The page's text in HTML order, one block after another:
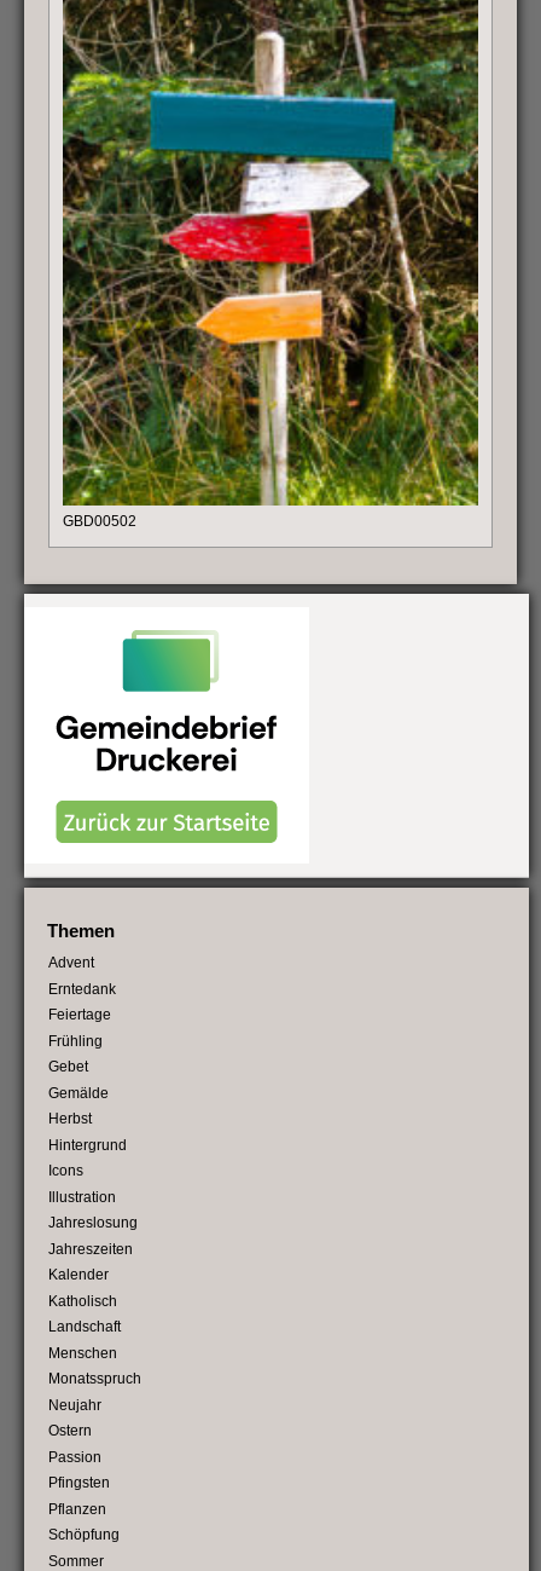
GBD00502
Themen
Advent
Erntedank
Feiertage
Frühling
Gebet
Gemälde
Herbst
Hintergrund
Icons
Illustration
Jahreslosung
Jahreszeiten
Kalender
Katholisch
Landschaft
Menschen
Monatsspruch
Neujahr
Ostern
Passion
Pfingsten
Pflanzen
Schöpfung
Sommer